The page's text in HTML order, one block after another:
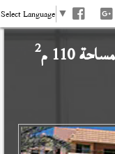
Select Language ▼
110 م 2